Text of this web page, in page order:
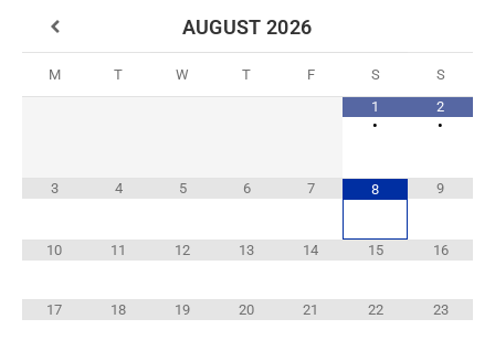
AUGUST 2026
M T W T F S
S
1
•
2
•
3 4 5 6 7 8 9
10 11 12 13 14 15 16
17 18 19 20 21 22 23